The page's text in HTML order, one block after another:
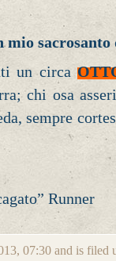
mio
un circa
chi osa
sempre
Runner
07:30 and is filed